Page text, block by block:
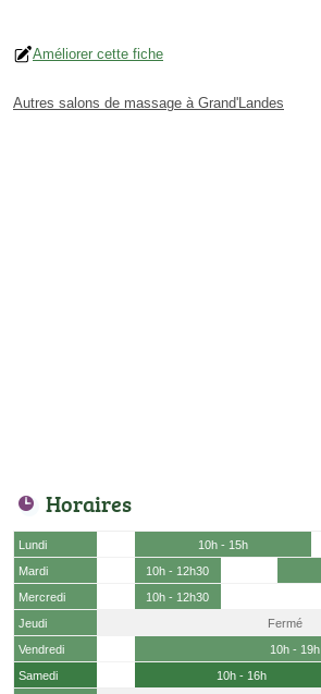
Améliorer cette fiche
Autres salons de massage à Grand'Landes
Horaires
Lundi 10h - 15h
Mardi
10h - 12h30
Mercredi
10h - 12h30
Jeudi
Fermé
Vendredi
10h - 19h
Samedi
10h - 16h